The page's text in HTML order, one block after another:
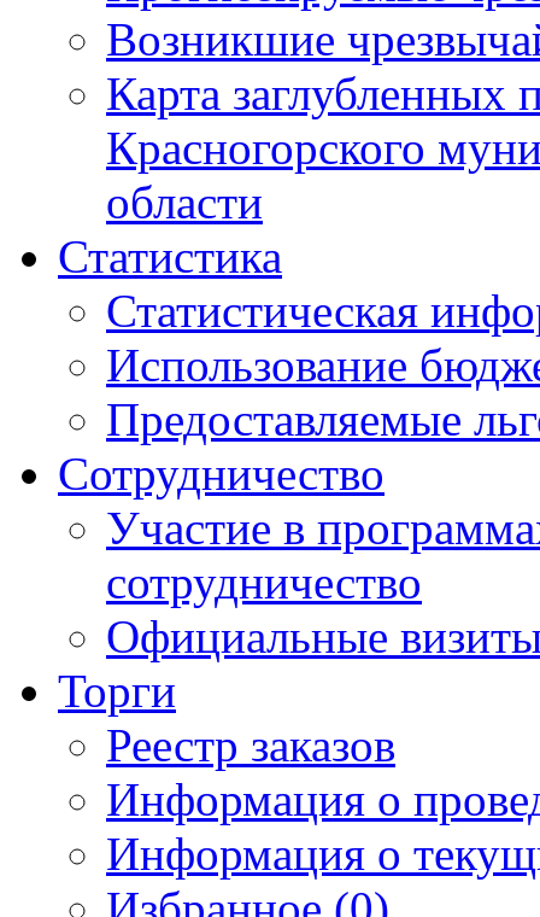
Возникшие
Карта
Красногорского
области
Статистика
Статистическая
Использование
Предоставляемые
Сотрудничество
Участие в
сотрудничество
Официальные
Торги
Реестр заказов
Информация о
Информация о